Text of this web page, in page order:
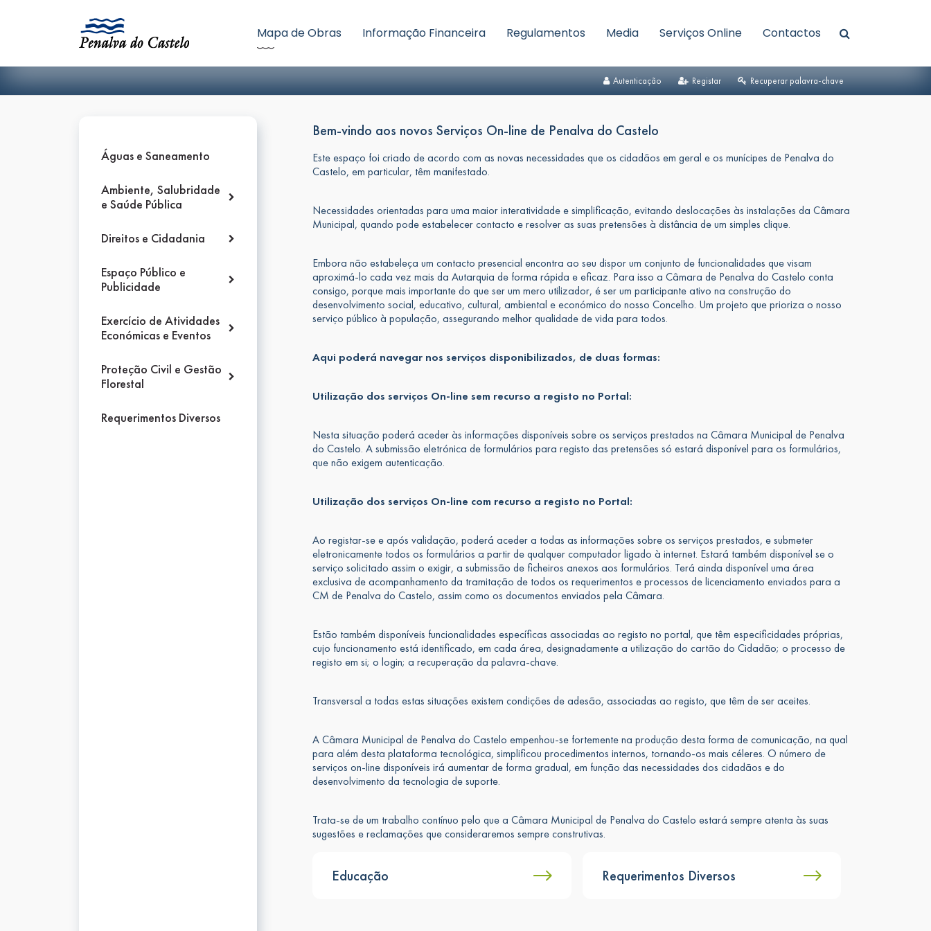
Mapa de Obras Informação Financeira Regulamentos Media Serviços Online Contactos
Autenticação Registar Recuperar palavra-chave
Águas e Saneamento
Ambiente, Salubridade
e Saúde Pública
Direitos e Cidadania
Espaço Público e
Publicidade
Exercício de Atividades
Económicas e Eventos
Proteção Civil e Gestão
Florestal
Requerimentos Diversos